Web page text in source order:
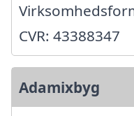
CVR: 43388347
Adamixbyg